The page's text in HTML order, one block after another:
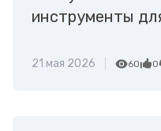
инструменты
21 мая 2026 60 0